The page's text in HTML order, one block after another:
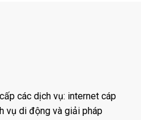
các dịch vụ: internet cáp
vụ di động và giải pháp